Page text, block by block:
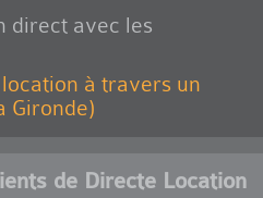
direct avec les
à travers un
Gironde)
de Directe Location